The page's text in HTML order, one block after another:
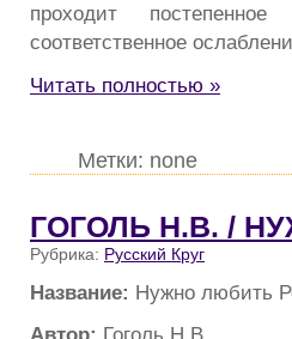
проходит
соответственное
Читать полностью »
Метки: none
ГОГОЛЬ Н.В. /
Рубрика: Русский Круг
Название: Нужно любить